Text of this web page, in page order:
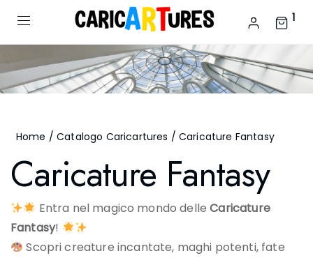
1
Home /Catalogo Caricartures / Caricature Fantasy
Caricature Fantasy
Entra nel magico mondo delleCaricature
Fantasy!
Scopri creature incantate, maghi potenti, fate